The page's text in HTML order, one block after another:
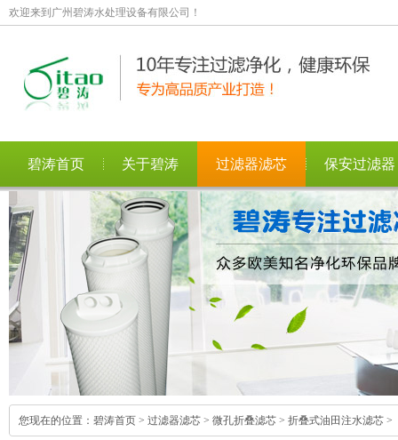
欢迎来到广州碧涛水处理设备有限公司！
碧涛首页 关于碧涛 过滤器滤芯 保安过滤器
您现在的位置： 碧涛首页 > 过滤器滤芯 > 微孔折叠滤芯 > 折叠式油田注水滤芯 >